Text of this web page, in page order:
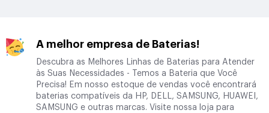
A melhor empresa de Baterias!
Descubra as Melhores Linhas de Baterias para Atender
às Suas Necessidades - Temos a Bateria que Você
Precisa! Em nosso estoque de vendas você encontrará
baterias compatíveis da HP, DELL, SAMSUNG, HUAWEI,
SAMSUNG e outras marcas. Visite nossa loja para